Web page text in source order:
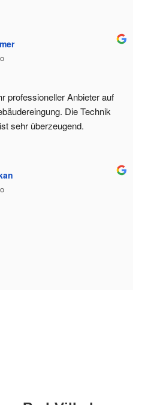
professioneller Anbieter auf
Die Technik
sehr überzeugend.